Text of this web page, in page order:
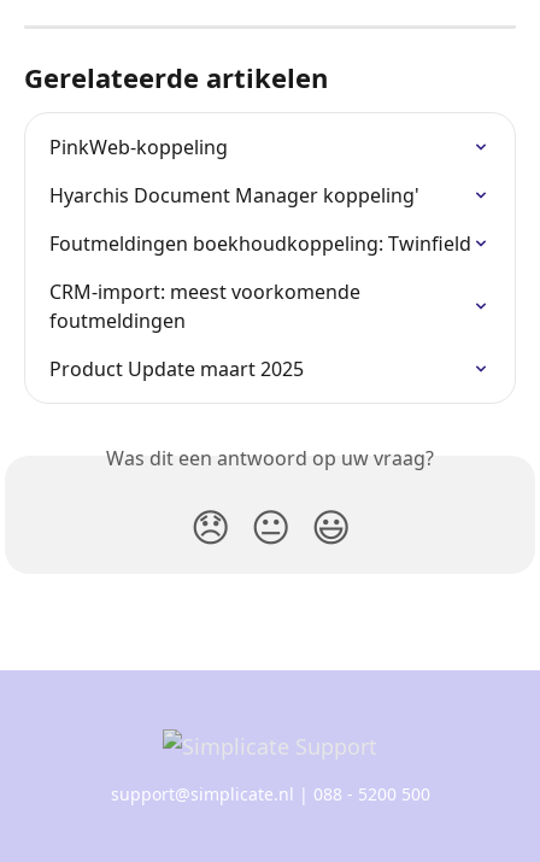
Gerelateerde artikelen
PinkWeb-koppeling
Hyarchis Document Manager koppeling'
Foutmeldingen boekhoudkoppeling: Twinfield
CRM-import: meest voorkomende
foutmeldingen
Product Update maart 2025
Was dit een antwoord op uw vraag?
😞 😐 😃
support@simplicate.nl | 088 - 5200 500